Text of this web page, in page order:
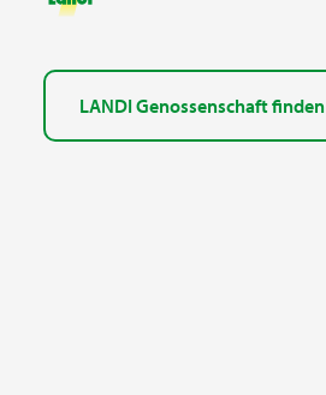
LANDI Genossenschaft finden